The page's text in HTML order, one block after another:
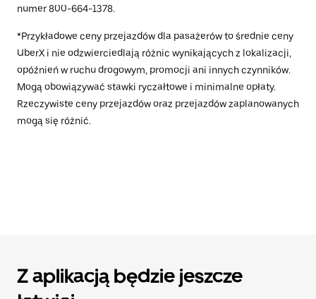
numer 800-664-1378.
*Przykładowe ceny przejazdów dla pasażerów to średnie ceny
UberX i nie odzwierciedlają różnic wynikających z lokalizacji,
opóźnień w ruchu drogowym, promocji ani innych czynników.
Mogą obowiązywać stawki ryczałtowe i minimalne opłaty.
Rzeczywiste ceny przejazdów oraz przejazdów zaplanowanych
mogą się różnić.
Z aplikacją będzie jeszcze